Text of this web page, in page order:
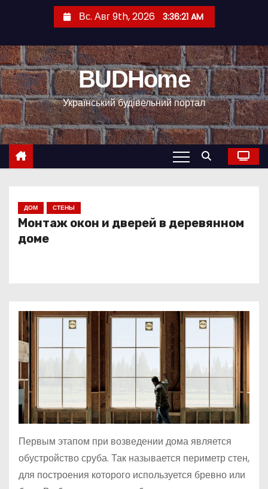
е
й
т
и
к
с
Вс. Авг 9th, 2026 3:36:22 AM
BUDHome
Український будівельний портал
ДОМ СТЕНЫ
Монтаж окон и дверей в деревянном
доме
Первым этапом при возведении дома является
обустройство сруба. Так называется периметр стен,
для построения которого используется бревно или